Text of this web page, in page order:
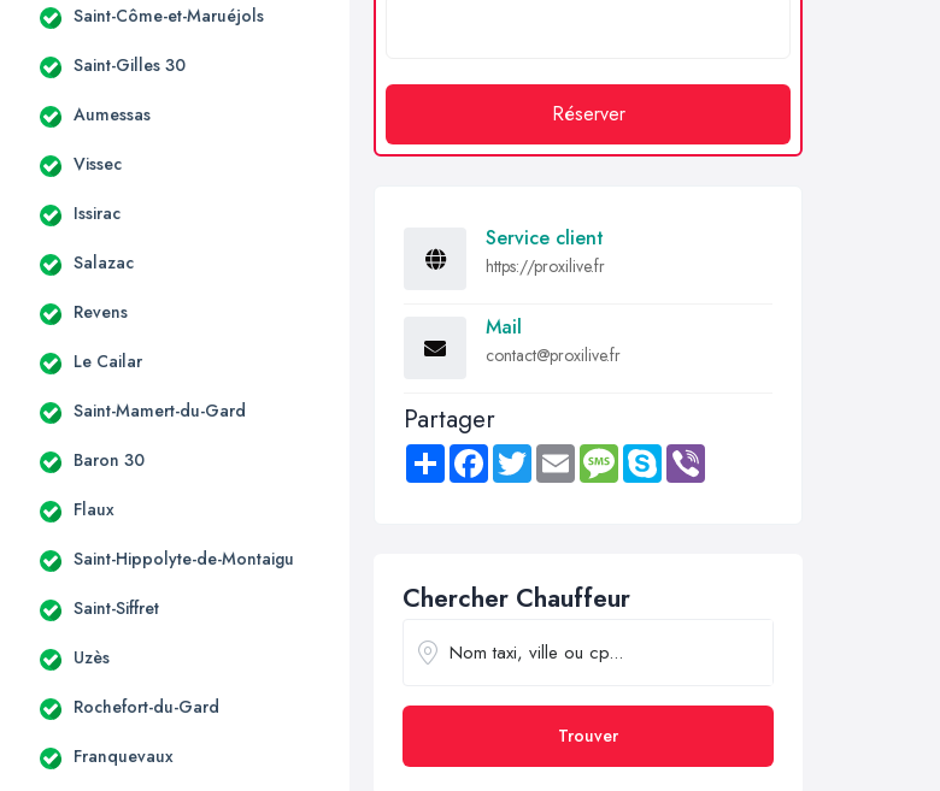
Saint-Côme-et-Maruéjols
Saint-Gilles 30
Aumessas
Vissec
Issirac
Salazac
Revens
Le Cailar
Saint-Mamert-du-Gard
Baron 30
Flaux
Saint-Hippolyte-de-Montaigu
Saint-Siffret
Uzès
Rochefort-du-Gard
Franquevaux
Réserver
Service client
https://proxilive.fr
Mail
contact@proxilive.fr
Partager
Share FacebookTwitter Email MessageSkype
Chercher Chauffeur
Trouver